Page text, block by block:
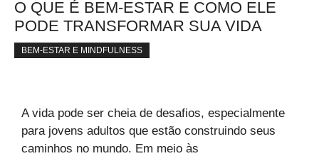
O QUE É BEM-ESTAR E COMO ELE
PODE TRANSFORMAR SUA VIDA
BEM-ESTAR E MINDFULNESS
A vida pode ser cheia de desafios, especialmente
para jovens adultos que estão construindo seus
caminhos no mundo. Em meio às